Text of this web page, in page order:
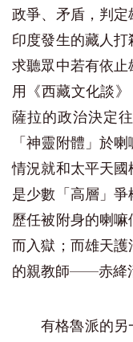
政爭、矛盾，判
印度發生的藏人
求聽眾中若有依止
用《西藏文化談》
薩拉的政治決定
「神靈附體」於
情況就和太平天
是少數「高層」爭
歷任被附身的喇
而入獄；而雄天
的親教師——赤絳
有格魯派的